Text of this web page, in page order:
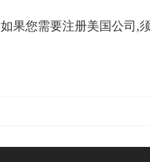
果您需要注册美国公司